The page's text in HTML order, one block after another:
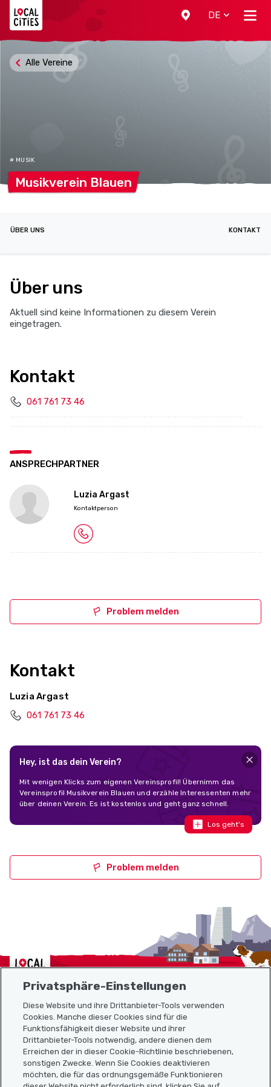
DE
# MUSIK
Musikverein Blauen
Alle Vereine
ÜBER UNS KONTAKT
Über uns
Aktuell sind keine Informationen zu diesem Verein
eingetragen.
Kontakt
061 761 73 46
ANSPRECHPARTNER
Luzia Argast
Kontaktperson
Problem melden
Kontakt
Luzia Argast
061 761 73 46
Hey, ist das dein Verein?
Mit wenigen Klicks zum eigenen Vereinsprofil! Übernimm das
Vereinsprofil Musikverein Blauen und erzähle Interessenten mehr
über deinen Verein. Es ist kostenlos und geht ganz schnell.
Los geht's
Problem melden
Localcities
Sitemap
Nützliche Links
Privatsphäre-Einstellungen
Diese Website und ihre Drittanbieter-Tools verwenden
Cookies. Manche dieser Cookies sind für die
Funktionsfähigkeit dieser Website und ihrer
Drittanbieter-Tools notwendig, andere dienen dem
Erreichen der in dieser Cookie-Richtlinie beschriebenen,
sonstigen Zwecke. Wenn Sie Cookies deaktivieren
möchten, die für das ordnungsgemäße Funktionieren